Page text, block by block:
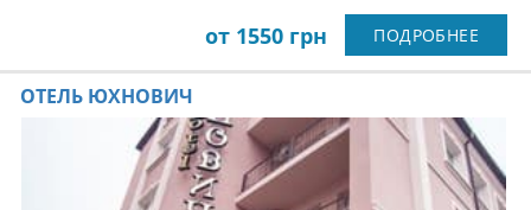
от 1550 грн ПОДРОБНЕЕ
ОТЕЛЬ ЮХНОВИЧ